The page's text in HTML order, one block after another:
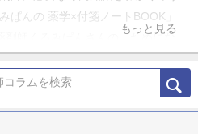
ぱんの 薬学×付箋ノートBOOK」
剤師くるみぱんさんの、ためにな
もっと見る